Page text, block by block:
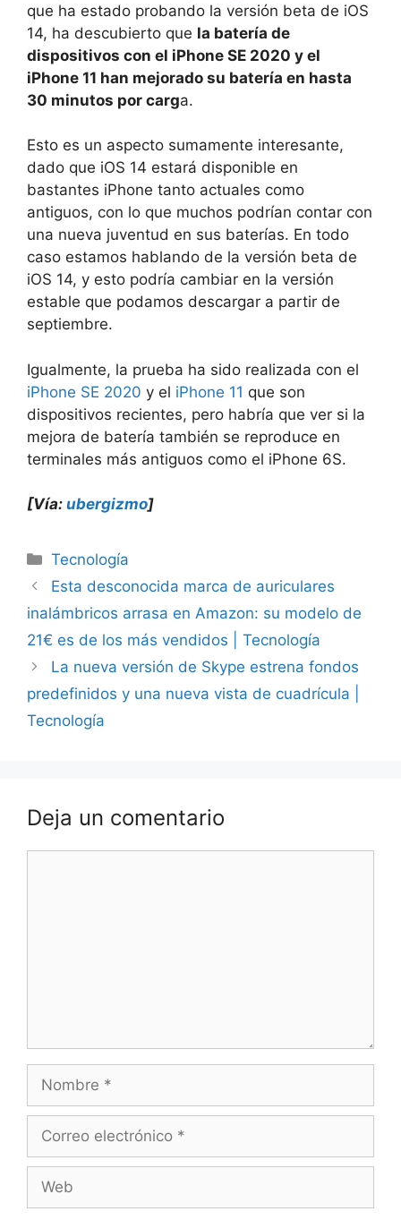
que ha estado probando la versión beta de iOS
14, ha descubierto que la batería de
dispositivos con el iPhone SE 2020 y el
iPhone 11 han mejorado su batería en hasta
30 minutos por carga.
Esto es un aspecto sumamente interesante,
dado que iOS 14 estará disponible en
bastantes iPhone tanto actuales como
antiguos, con lo que muchos podrían contar con
una nueva juventud en sus baterías. En todo
caso estamos hablando de la versión beta de
iOS 14, y esto podría cambiar en la versión
estable que podamos descargar a partir de
septiembre.
Igualmente, la prueba ha sido realizada con el
iPhone SE 2020 y el iPhone 11 que son
dispositivos recientes, pero habría que ver si la
mejora de batería también se reproduce en
terminales más antiguos como el iPhone 6S.
[Vía: ubergizmo]
Categorías
Tecnología
Esta desconocida marca de auriculares
inalámbricos arrasa en Amazon: su modelo de
21€ es de los más vendidos | Tecnología
La nueva versión de Skype estrena fondos
predefinidos y una nueva vista de cuadrícula |
Tecnología
Deja un comentario
Nombre
Correo
Web